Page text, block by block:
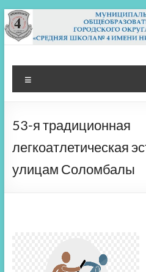
Перейти
к
содержимому
МБОУ СШ 4
Архангельск
53-я традиционная
легкоатлетическая
улицам Соломбалы